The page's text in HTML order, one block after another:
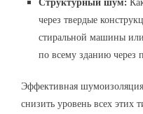
через твердые
стиральной машины или
по всему зданию через
Эффективная
снизить уровень всех этих